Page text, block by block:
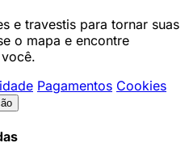
e travestis para tornar suas
o mapa e encontre
Pagamentos Cookies